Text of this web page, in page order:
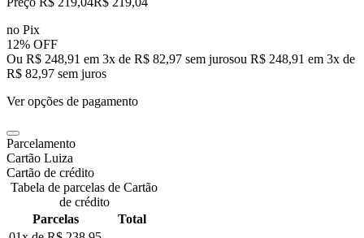
no Pix
12% OFF
Ou R$ 248,91 em 3x de R$ 82,97 sem jurosou R$ 248,91 em 3x de
R$ 82,97 sem juros
Ver opções de pagamento
Parcelamento
Cartão Luiza
Cartão de crédito
Tabela de parcelas de Cartão
de crédito
Parcelas
Total